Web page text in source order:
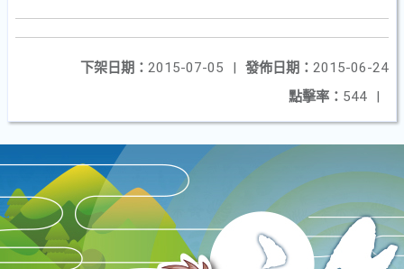
發佈日期： 2015-06-24
下架日期： 2015-07-05
|
點擊率： 544 |